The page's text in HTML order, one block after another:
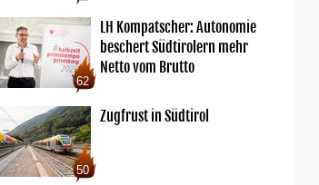
62
LH Kompatscher: Autonomie
beschert Südtirolern mehr
Netto vom Brutto
50
Zugfrust in Südtirol